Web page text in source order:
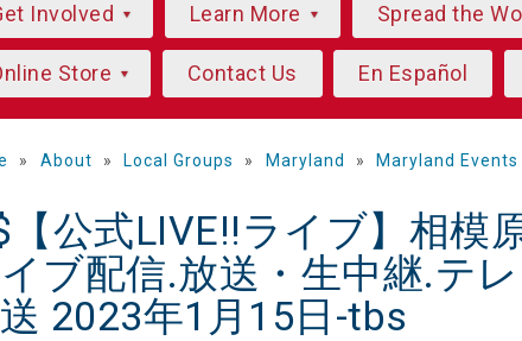
Involved Learn More Spread the
Store Contact Us En Español
» About » Local Groups » Maryland » Maryland Events
【公式LIVE!!ライブ】相模
ブ配信.放送・生中継.テ
2023年1月15日-tbs